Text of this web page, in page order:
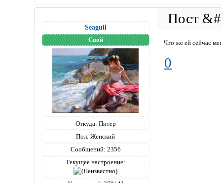
Seagull
Свой
Откуда: Питер
Пол: Женский
Сообщений: 2356
Текущее настроение:
Что же ей сейчас
0